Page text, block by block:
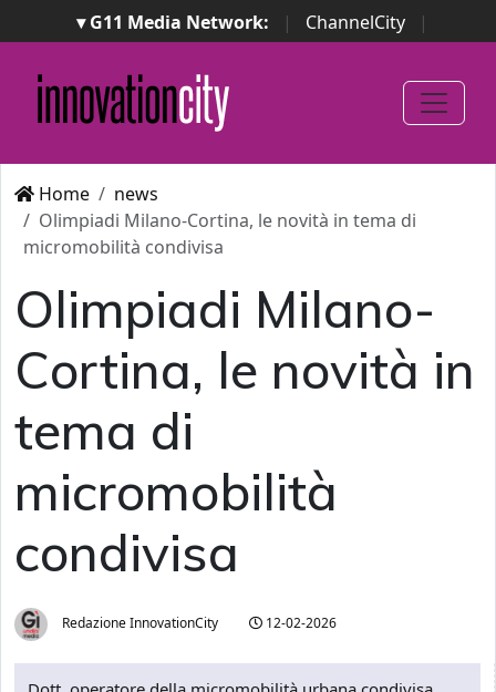
▾ G11 Media Network: | ChannelCity
|
ImpresaCity | SecurityOpenLab | Italian Channel
Awards
Italian Project Awards
Italian Security
Awards
Home
news
Olimpiadi Milano-Cortina, le novità in tema di
micromobilità condivisa
Olimpiadi Milano-
Cortina, le novità in
tema di
micromobilità
condivisa
Redazione InnovationCity 12-02-2026